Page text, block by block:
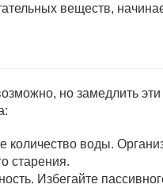
веществ,
но замедлить
количество воды.
старения.
Избегайте